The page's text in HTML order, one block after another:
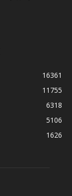
16361
11755
6318
5106
1626